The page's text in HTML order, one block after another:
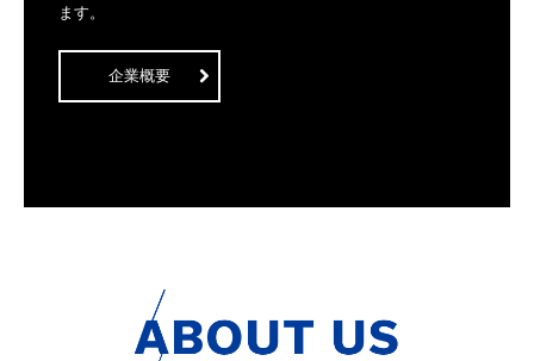
ます。
企業概要